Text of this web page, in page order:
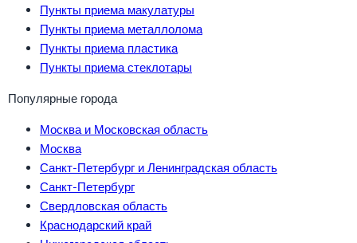
Пункты приема макулатуры
Пункты приема металлолома
Пункты приема пластика
Пункты приема стеклотары
Популярные города
Москва и Московская область
Москва
Санкт-Петербург и Ленинградская область
Санкт-Петербург
Свердловская область
Краснодарский край